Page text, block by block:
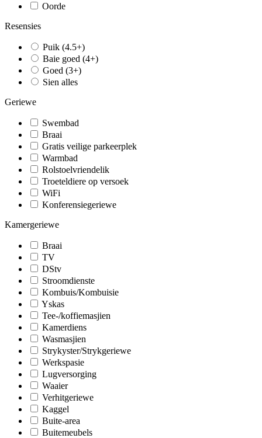
Oorde
Resensies
Puik (4.5+)
Baie goed (4+)
Goed (3+)
Sien alles
Geriewe
Swembad
Braai
Gratis veilige parkeerplek
Warmbad
Rolstoelvriendelik
Troeteldiere op versoek
WiFi
Konferensiegeriewe
Kamergeriewe
Braai
TV
DStv
Stroomdienste
Kombuis/Kombuisie
Yskas
Tee-/koffiemasjien
Kamerdiens
Wasmasjien
Strykyster/Strykgeriewe
Werkspasie
Lugversorging
Waaier
Verhitgeriewe
Kaggel
Buite-area
Buitemeubels